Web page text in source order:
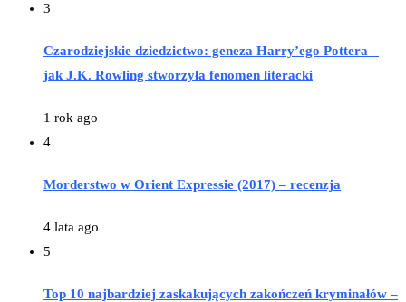
3
Czarodziejskie dziedzictwo: geneza Harry’ego Pottera –
jak J.K. Rowling stworzyła fenomen literacki
1 rok ago
4
Morderstwo w Orient Expressie (2017) – recenzja
4 lata ago
5
Top 10 najbardziej zaskakujących zakończeń kryminałów –